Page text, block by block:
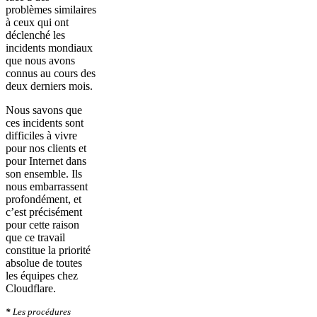
problèmes similaires
à ceux qui ont
déclenché les
incidents mondiaux
que nous avons
connus au cours des
deux derniers mois.
Nous savons que
ces incidents sont
difficiles à vivre
pour nos clients et
pour Internet dans
son ensemble. Ils
nous embarrassent
profondément, et
c’est précisément
pour cette raison
que ce travail
constitue la priorité
absolue de toutes
les équipes chez
Cloudflare.
* Les procédures